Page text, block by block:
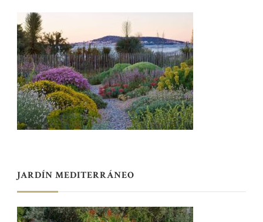
JARDÍN MEDITERRÁNEO